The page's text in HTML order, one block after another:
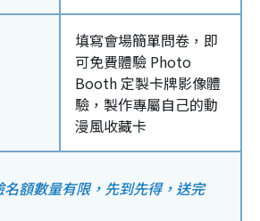
填寫會場簡單問卷，即
可免費體驗 Photo
Booth 定製卡牌影像體
驗，製作專屬自己的動
漫風收藏卡
額數量有限，先到先得，送完